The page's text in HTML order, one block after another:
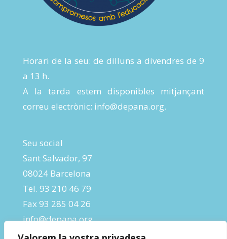
Horari de la seu: de dilluns a divendres de 9
a 13 h.
A la tarda estem disponibles mitjançant
correu electrònic: info@depana.org.
Seu social
Sant Salvador, 97
08024 Barcelona
Tel. 93 210 46 79
Fax 93 285 04 26
info@depana.org